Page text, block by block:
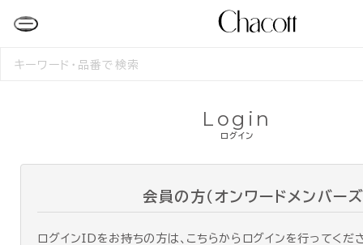
検
ログイン
Login
会員の方（オンワードメンバーズ
ログインIDをお持ちの方は、こちらからログインを行ってくだ